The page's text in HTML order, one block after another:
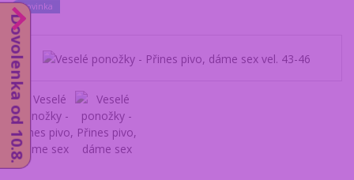
Novinka
Dovolenka od 10.8.